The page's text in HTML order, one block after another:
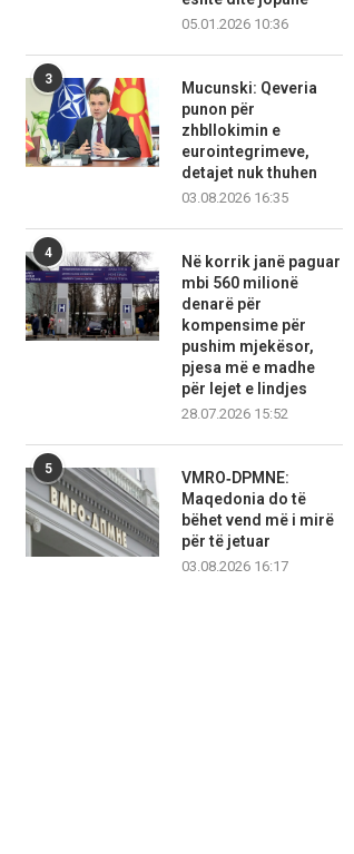
05.01.2026 10:36
3
Mucunski: Qeveria
punon për
zhbllokimin e
eurointegrimeve,
detajet nuk thuhen
03.08.2026 16:35
4
Në korrik janë paguar
mbi 560 milionë
denarë për
kompensime për
pushim mjekësor,
pjesa më e madhe
për lejet e lindjes
28.07.2026 15:52
5
VMRO‑DPMNE:
Maqedonia do të
bëhet vend më i mirë
për të jetuar
03.08.2026 16:17